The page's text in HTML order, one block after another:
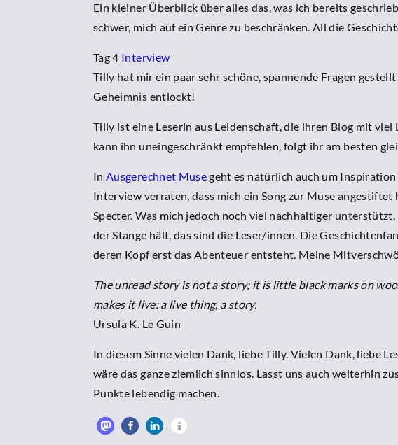
Ein kleiner Überblick über alles das, was ich bereits
schwer, mich auf ein Genre zu beschränken. All die
Tag 4 Interview
Tilly hat mir ein paar sehr schöne, spannende Fragen
Geheimnis entlockt!
Tilly ist eine Leserin aus Leidenschaft, die ihren Blog mit
kann ihn uneingeschränkt empfehlen, folgt ihr am besten
InAusgerechnet Musegeht es natürlich auch um
Interview verraten, dass mich ein Song zur Muse angestiftet
Specter. Was mich jedoch noch viel nachhaltiger
der Stange hält, das sind die Leser/innen. Die
deren Kopf erst das Abenteuer entsteht. Meine
The unread story is not a story; it is little black marks on
makes it live: a live thing, a story.
Ursula K. Le Guin
In diesem Sinne vielen Dank, liebe Tilly. Vielen Dank, liebe
wäre das ganze ziemlich sinnlos. Lasst uns auch weiterhin
Punkte lebendig machen.